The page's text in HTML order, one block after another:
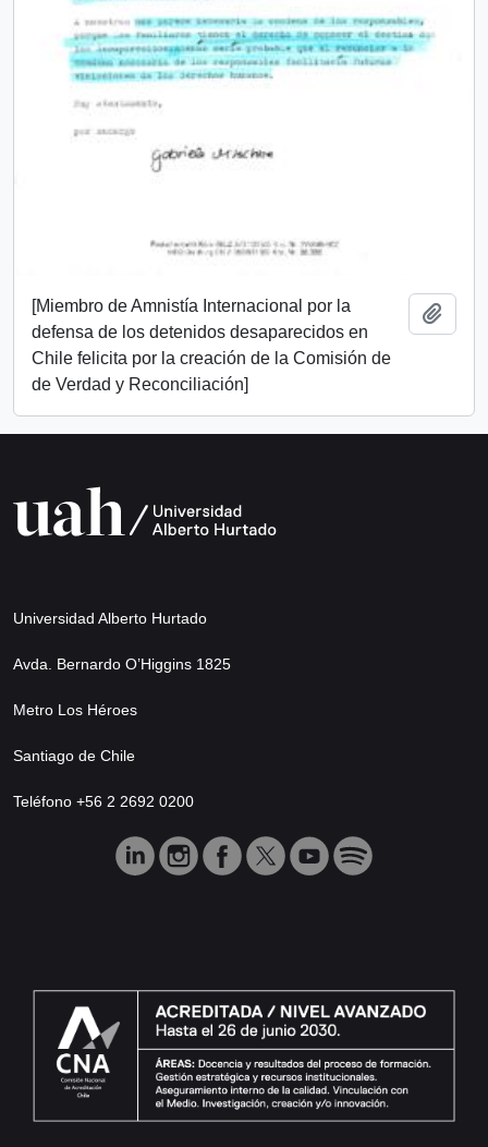
[Miembro de Amnistía Internacional por la
defensa de los detenidos desaparecidos en
Chile felicita por la creación de la Comisión de
de Verdad y Reconciliación]
Universidad Alberto Hurtado
Avda. Bernardo O’Higgins 1825
Metro Los Héroes
Santiago de Chile
Teléfono +56 2 2692 0200